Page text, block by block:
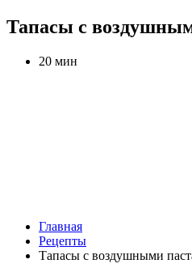
Тапасы с
20 мин
Главная
Рецепты
Тапасы с воздушными